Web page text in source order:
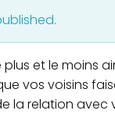
et le moins
vos voisins
la relation avec